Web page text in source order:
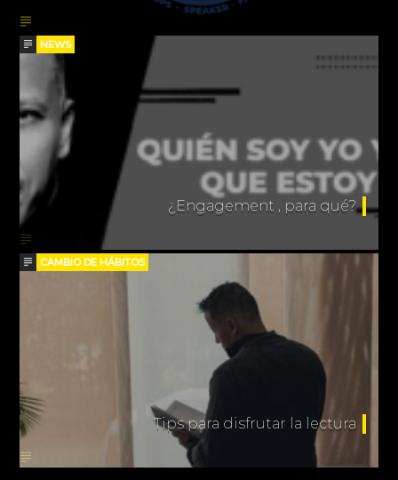
NEWS
¿Engagement , para qué?
CAMBIO DE HÁBITOS
Tips para disfrutar la lectura